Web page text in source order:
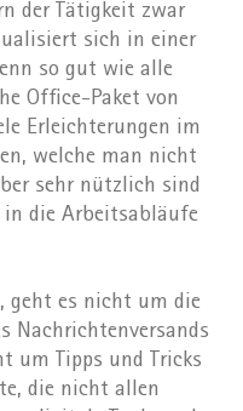
der Tätigkeit zwar
sich in einer
so gut wie alle
Office-Paket von
Erleichterungen im
welche man nicht
sehr nützlich sind
die Arbeitsabläufe
geht es nicht um die
Nachrichtenversands
um Tipps und Tricks
die nicht allen